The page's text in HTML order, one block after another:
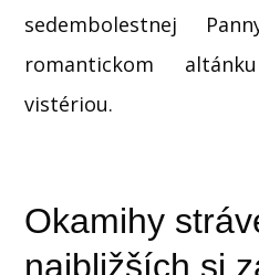
sedembolestnej
romantickom
vistériou.
Okamihy
najbližších si